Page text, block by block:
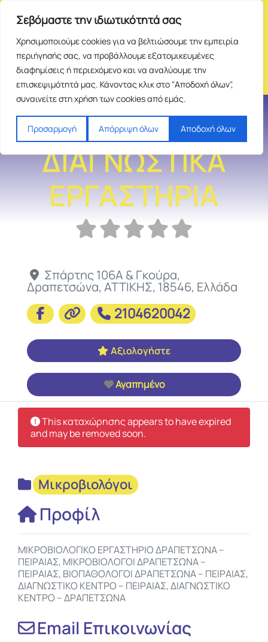
Σεβόμαστε την ιδιωτικότητά σας
Χρησιμοποιούμε cookies για να βελτιώσουμε την εμπειρία
περιήγησής σας, να προβάλλουμε εξατομικευμένες
διαφημίσεις ή περιεχόμενο και να αναλύουμε την
επισκεψιμότητά μας. Κάνοντας κλικ στο "Αποδοχή όλων",
συναινείτε στη χρήση των cookies από εμάς.
Προσαρμογή Απόρριψη όλων Αποδοχή όλων
ΑΚΕΣΩ ΙΑΤΡΙΚΑ
ΔΙΑΓΝΩΣΤΙΚΑ
ΕΡΓΑΣΤΗΡΙΑ
Σπάρτης 106Α & Γκούρα,
Δραπετσώνα, ΑΤΤΙΚΗΣ, 18546, Ελλάδα
2104620042
Αξιολογήστε
Αγαπημένο
This καταχώρησης appears to have expired
and may be removed soon.
Μικροβιολόγοι
Προφίλ
ΜΙΚΡΟΒΙΟΛΟΓΙΚΟ ΕΡΓΑΣΤΗΡΙΟ ΔΡΑΠΕΤΣΩΝΑ –
ΠΕΙΡΑΙΑΣ, ΜΙΚΡΟΒΙΟΛΟΓΟΙ ΔΡΑΠΕΤΣΩΝΑ –
ΠΕΙΡΑΙΑΣ, ΒΙΟΠΑΘΟΛΟΓΟΙ ΔΡΑΠΕΤΣΩΝΑ – ΠΕΙΡΑΙΑΣ,
ΔΙΑΓΝΩΣΤΙΚΟ ΚΕΝΤΡΟ – ΠΕΙΡΑΙΑΣ, ΔΙΑΓΝΩΣΤΙΚΟ
ΚΕΝΤΡΟ – ΔΡΑΠΕΤΣΩΝΑ
Email Επικοινωνίας